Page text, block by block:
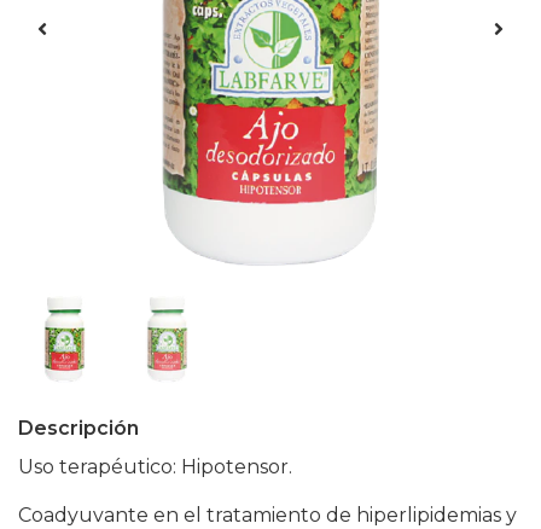
Descripción
Uso terapéutico: Hipotensor.
Coadyuvante en el tratamiento de hiperlipidemias y